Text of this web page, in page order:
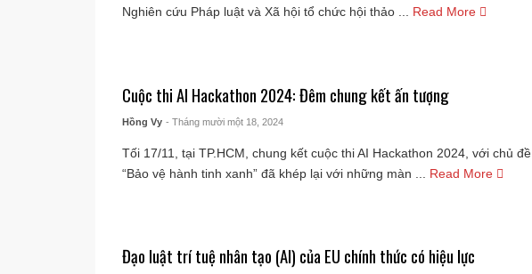
Nghiên cứu Pháp luật và Xã hội tổ chức hội thảo ... Read More
Cuộc thi AI Hackathon 2024: Đêm chung kết ấn tượng
Hồng Vy - Tháng mười một 18, 2024
Tối 17/11, tại TP.HCM, chung kết cuộc thi AI Hackathon 2024, với chủ đề
“Bảo vệ hành tinh xanh” đã khép lại với những màn ...
Read More
Đạo luật trí tuệ nhân tạo (AI) của EU chính thức có hiệu lực